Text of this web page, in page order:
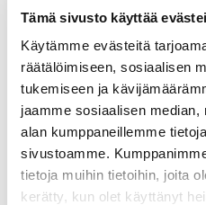
Tämä sivusto käyttää
Käytämme evästeitä
räätälöimiseen, sosiaalisen
tukemiseen ja
jaamme sosiaalisen
alan kumppaneillemme
sivustoamme.
tietoja muihin tietoihin, joita
kerätty, kun olet käyttänyt
Hendi -
Gn-astiat ja kannet,
elintarvikkeiden
kylmävetolaatikostoihin